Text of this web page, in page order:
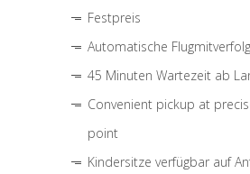
Festpreis
Automatische
45 Minuten Wartezeit ab
Convenient pickup at
point
Kindersitze verfügbar auf